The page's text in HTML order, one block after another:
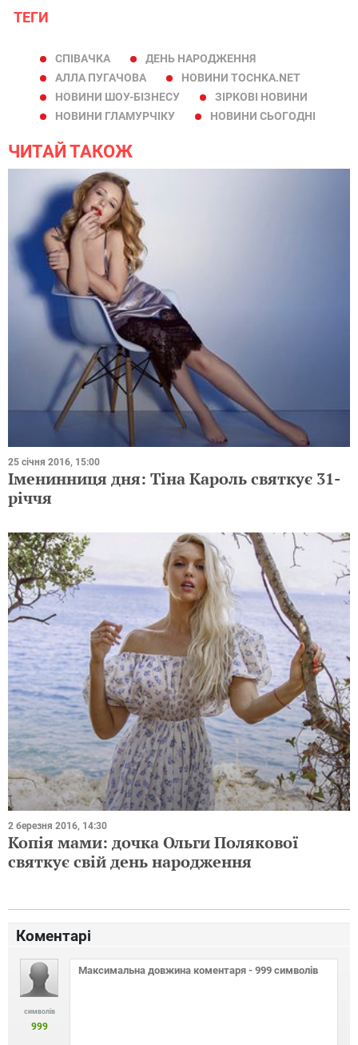
ТЕГИ
СПІВАЧКА
ДЕНЬ НАРОДЖЕННЯ
АЛЛА ПУГАЧОВА
НОВИНИ TOCHKA.NET
НОВИНИ ШОУ-БІЗНЕСУ
ЗІРКОВІ НОВИНИ
НОВИНИ ГЛАМУРЧІКУ
НОВИНИ СЬОГОДНІ
ЧИТАЙ ТАКОЖ
25 січня 2016, 15:00
Іменинниця дня: Тіна Кароль святкує 31-
річчя
2 березня 2016, 14:30
Копія мами: дочка Ольги Полякової
святкує свій день народження
Коментарі
символів
999